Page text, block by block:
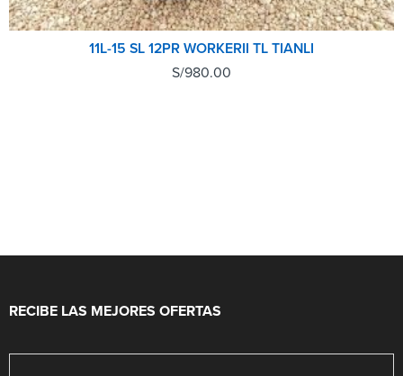
11L-15 SL 12PR WORKERII TL TIANLI
S/980.00
RECIBE LAS MEJORES OFERTAS